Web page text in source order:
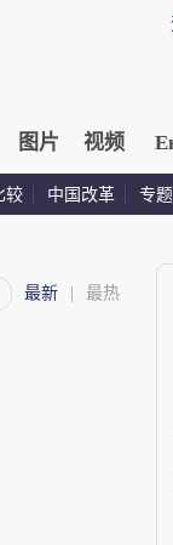
图片 视频
较 中国改革 专题
最新 最热